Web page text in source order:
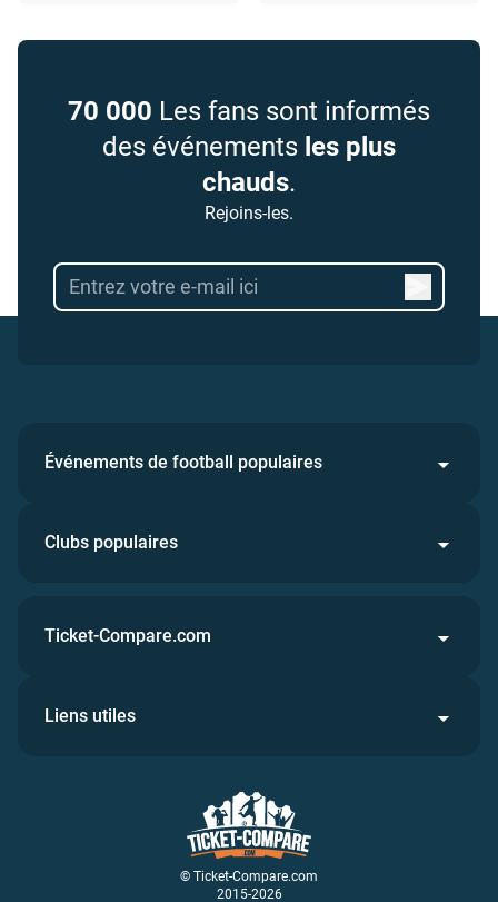
70 000 Les fans sont informés
des événements les plus
chauds.
Rejoins-les.
Événements de football populaires
Clubs populaires
© Ticket-Compare.com
2015-2026
Ticket-Compare.com
Liens utiles